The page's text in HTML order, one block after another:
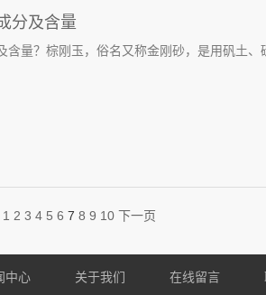
分及含量
含量？棕刚玉，俗名又称金刚砂，是用矾土
1 2 3 4 5 6 7 8 9 10 下一页
中心 关于我们 在线留言